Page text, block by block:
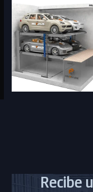
Recibe